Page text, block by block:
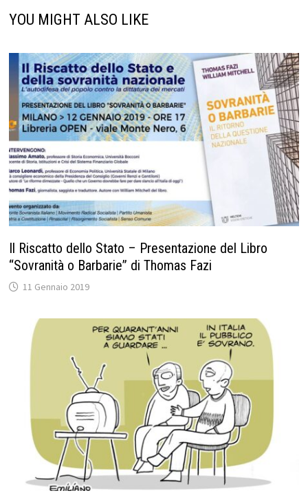
YOU MIGHT ALSO LIKE
Il Riscatto dello Stato – Presentazione del Libro
“Sovranità o Barbarie” di Thomas Fazi
11 Gennaio 2019